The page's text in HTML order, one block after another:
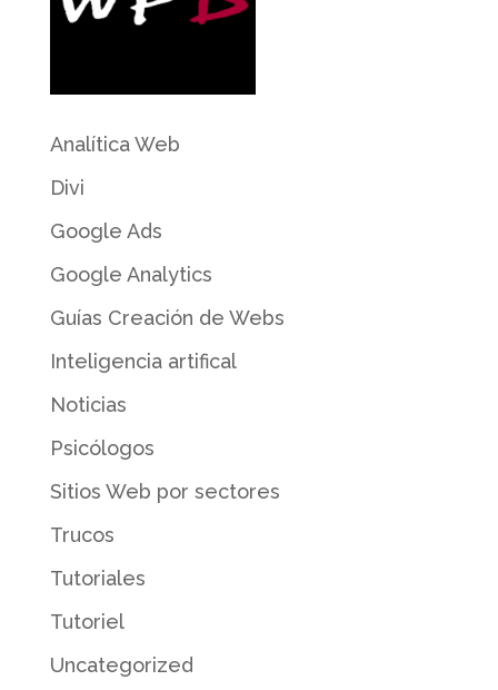
Analítica Web
Divi
Google Ads
Google Analytics
Guías Creación de Webs
Inteligencia artifical
Noticias
Psicólogos
Sitios Web por sectores
Trucos
Tutoriales
Tutoriel
Uncategorized